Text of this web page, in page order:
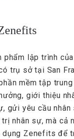
phẩm lập trình
trụ sở tại San
mềm tập
giới thiệu
gửi yêu cầu
nhân sự, mà cả
dụng Zenefits để